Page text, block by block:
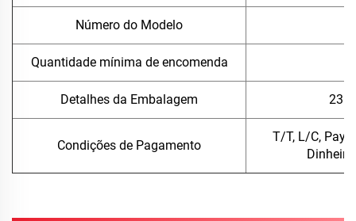
Número do Modelo
Quantidade mínima de encomenda
Detalhes da Embalagem 23
Condições de Pagamento
T/T, L/C,